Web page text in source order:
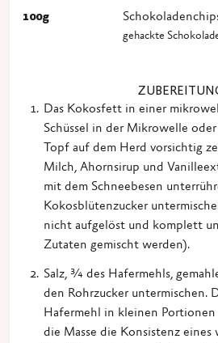
100g
gehackte
Das Kokosfett in einer
Schüssel in der Mikrowelle
Topf auf dem Herd vorsichtig
Milch, Ahornsirup und
mit dem Schneebesen
Kokosblütenzucker
nicht aufgelöst und komplett
Zutaten gemischt werden).
Salz, ¾ des Hafermehls,
den Rohrzucker untermischen.
Hafermehl in kleinen Portionen
die Masse die Konsistenz eines